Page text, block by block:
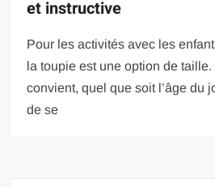
et instructive
Pour les activités avec les
la toupie est une option de
convient, quel que soit l’âge du
de se